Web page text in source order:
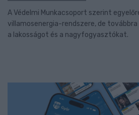
A Védelmi Munkacsoport szerint
villamosenergia-rendszere, de
a lakosságot és a nagyfogyasztókat.